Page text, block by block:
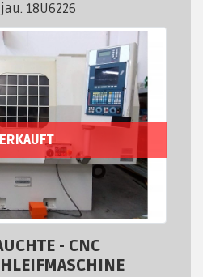
18U6226
- CNC